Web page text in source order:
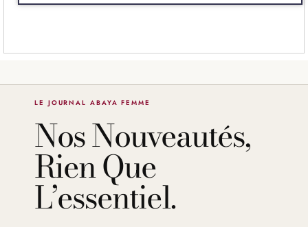
LE JOURNAL ABAYA FEMME
Nos Nouveautés,
Rien Que
L’essentiel.